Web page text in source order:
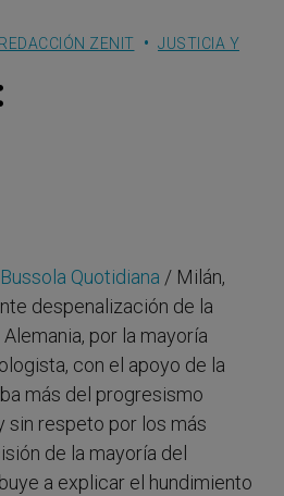
REDACCIÓN ZENIT
JUSTICIA Y
Quotidiana / Milán,
despenalización de la
por la mayoría
con el apoyo de la
más del progresismo
sin respeto por los más
de la mayoría del
a explicar el hundimiento